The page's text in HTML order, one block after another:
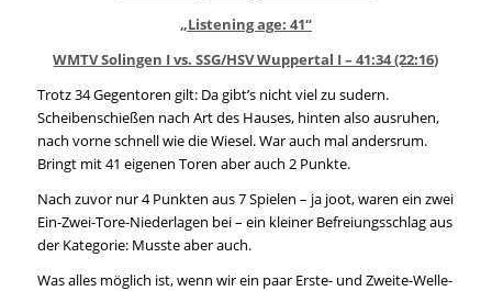
„Listening age: 41“
WMTV Solingen I vs. SSG/HSV Wuppertal I – 41:34 (22:16)
Trotz 34 Gegentoren gilt: Da gibt’s nicht viel zu sudern.
Scheibenschießen nach Art des Hauses, hinten also ausruhen,
nach vorne schnell wie die Wiesel. War auch mal andersrum.
Bringt mit 41 eigenen Toren aber auch 2 Punkte.
Nach zuvor nur 4 Punkten aus 7 Spielen – ja joot, waren ein zwei
Ein-Zwei-Tore-Niederlagen bei – ein kleiner Befreiungsschlag aus
der Kategorie: Musste aber auch.
Was alles möglich ist, wenn wir ein paar Erste- und Zweite-Welle-